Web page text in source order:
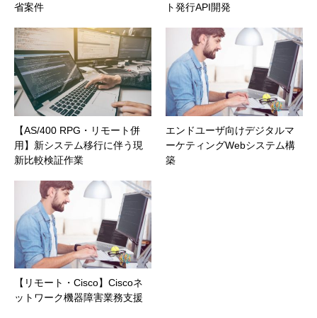
省案件
ト発行API開発
【AS/400 RPG・リモート併
用】新システム移行に伴う現
新比較検証作業
エンドユーザ向けデジタルマ
ーケティングWebシステム構
築
【リモート・Cisco】Ciscoネ
ットワーク機器障害業務支援